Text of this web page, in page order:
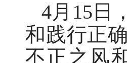
4月15日
和践行正
不正之风